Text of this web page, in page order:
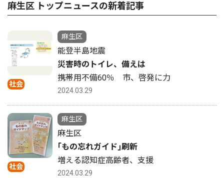
麻生区 トップニュースの新着記事
社会
麻生区
能登半島地震
災害時のトイレ、備えは
携帯用不備60％ 市、啓発に力
2024.03.29
社会
麻生区
麻生区
｢もの忘れガイド｣刷新
増える認知症高齢者、支援
2024.03.29